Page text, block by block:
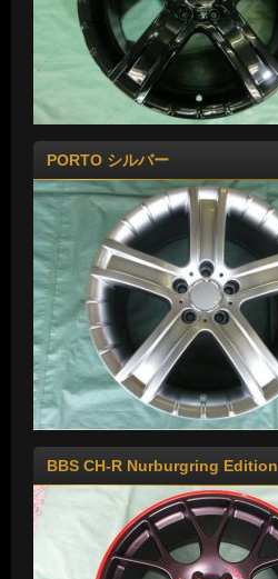
PORTO シルバー
BBS CH-R Nurburgring Edition